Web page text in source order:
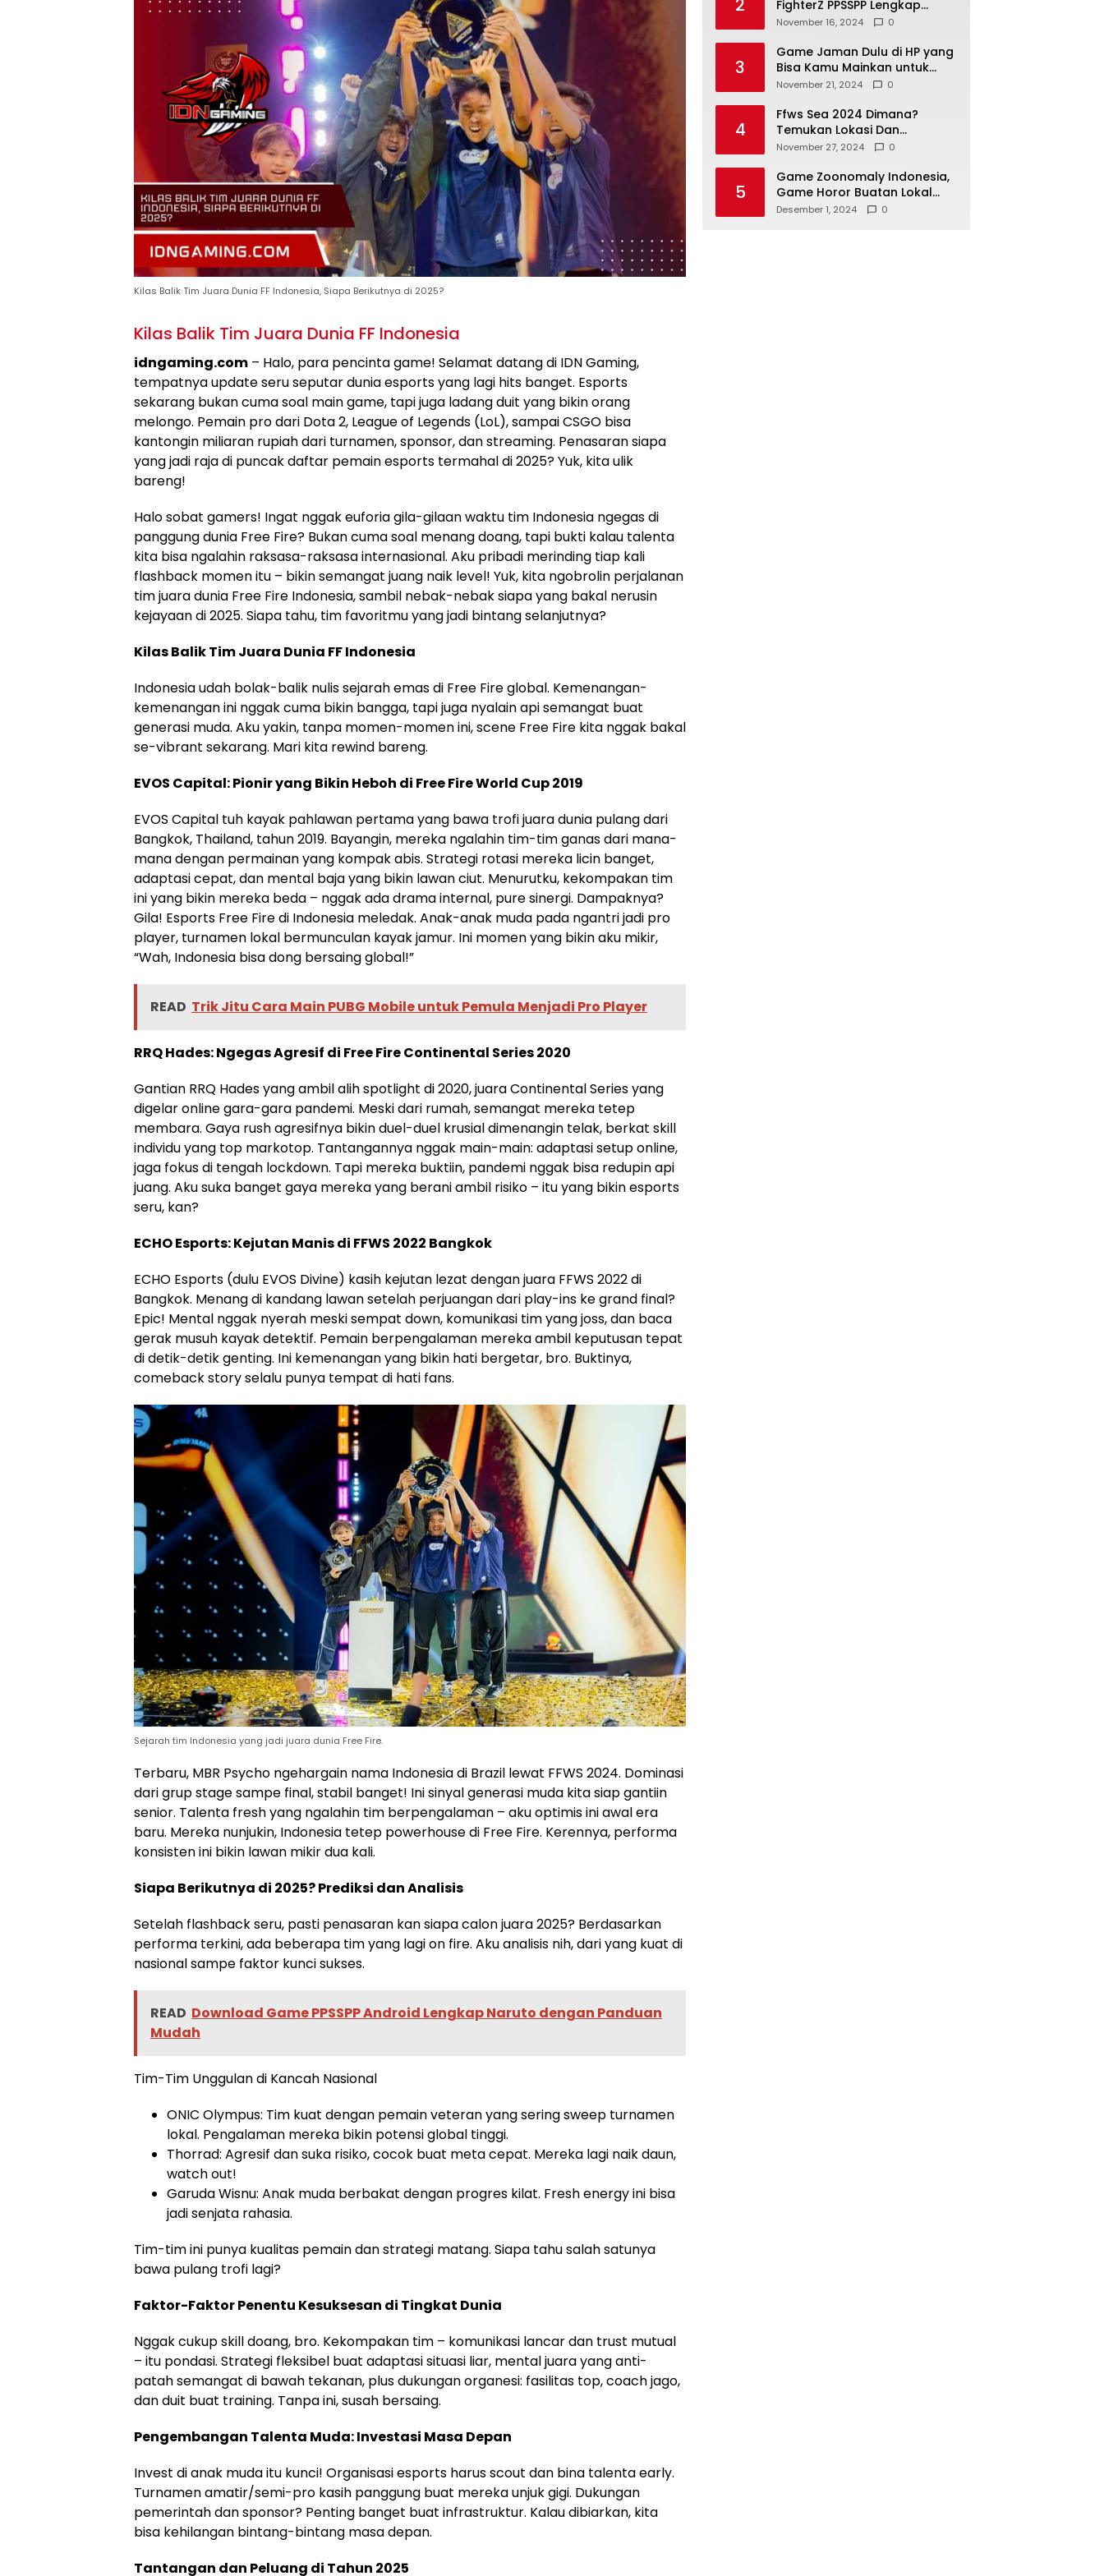
Kilas Balik Tim Juara Dunia FF Indonesia, Siapa Berikutnya di 2025?
Kilas Balik Tim Juara Dunia FF Indonesia
idngaming.com – Halo, para pencinta game! Selamat datang di IDN Gaming,
tempatnya update seru seputar dunia esports yang lagi hits banget. Esports
sekarang bukan cuma soal main game, tapi juga ladang duit yang bikin orang
melongo. Pemain pro dari Dota 2, League of Legends (LoL), sampai CSGO bisa
kantongin miliaran rupiah dari turnamen, sponsor, dan streaming. Penasaran siapa
yang jadi raja di puncak daftar pemain esports termahal di 2025? Yuk, kita ulik
bareng!
Halo sobat gamers! Ingat nggak euforia gila-gilaan waktu tim Indonesia ngegas di
panggung dunia Free Fire? Bukan cuma soal menang doang, tapi bukti kalau talenta
kita bisa ngalahin raksasa-raksasa internasional. Aku pribadi merinding tiap kali
flashback momen itu – bikin semangat juang naik level! Yuk, kita ngobrolin perjalanan
tim juara dunia Free Fire Indonesia, sambil nebak-nebak siapa yang bakal nerusin
kejayaan di 2025. Siapa tahu, tim favoritmu yang jadi bintang selanjutnya?
Kilas Balik Tim Juara Dunia FF Indonesia
Indonesia udah bolak-balik nulis sejarah emas di Free Fire global. Kemenangan-
kemenangan ini nggak cuma bikin bangga, tapi juga nyalain api semangat buat
generasi muda. Aku yakin, tanpa momen-momen ini, scene Free Fire kita nggak bakal
se-vibrant sekarang. Mari kita rewind bareng.
EVOS Capital: Pionir yang Bikin Heboh di Free Fire World Cup 2019
EVOS Capital tuh kayak pahlawan pertama yang bawa trofi juara dunia pulang dari
Bangkok, Thailand, tahun 2019. Bayangin, mereka ngalahin tim-tim ganas dari mana-
mana dengan permainan yang kompak abis. Strategi rotasi mereka licin banget,
adaptasi cepat, dan mental baja yang bikin lawan ciut. Menurutku, kekompakan tim
ini yang bikin mereka beda – nggak ada drama internal, pure sinergi. Dampaknya?
Gila! Esports Free Fire di Indonesia meledak. Anak-anak muda pada ngantri jadi pro
player, turnamen lokal bermunculan kayak jamur. Ini momen yang bikin aku mikir,
“Wah, Indonesia bisa dong bersaing global!”
READ Trik Jitu Cara Main PUBG Mobile untuk Pemula Menjadi Pro Player
RRQ Hades: Ngegas Agresif di Free Fire Continental Series 2020
Gantian RRQ Hades yang ambil alih spotlight di 2020, juara Continental Series yang
digelar online gara-gara pandemi. Meski dari rumah, semangat mereka tetep
membara. Gaya rush agresifnya bikin duel-duel krusial dimenangin telak, berkat skill
individu yang top markotop. Tantangannya nggak main-main: adaptasi setup online,
jaga fokus di tengah lockdown. Tapi mereka buktiin, pandemi nggak bisa redupin api
juang. Aku suka banget gaya mereka yang berani ambil risiko – itu yang bikin esports
seru, kan?
ECHO Esports: Kejutan Manis di FFWS 2022 Bangkok
ECHO Esports (dulu EVOS Divine) kasih kejutan lezat dengan juara FFWS 2022 di
Bangkok. Menang di kandang lawan setelah perjuangan dari play-ins ke grand final?
Epic! Mental nggak nyerah meski sempat down, komunikasi tim yang joss, dan baca
gerak musuh kayak detektif. Pemain berpengalaman mereka ambil keputusan tepat
di detik-detik genting. Ini kemenangan yang bikin hati bergetar, bro. Buktinya,
comeback story selalu punya tempat di hati fans.
Sejarah tim Indonesia yang jadi juara dunia Free Fire.
Terbaru, MBR Psycho ngehargain nama Indonesia di Brazil lewat FFWS 2024. Dominasi
dari grup stage sampe final, stabil banget! Ini sinyal generasi muda kita siap gantiin
senior. Talenta fresh yang ngalahin tim berpengalaman – aku optimis ini awal era
baru. Mereka nunjukin, Indonesia tetep powerhouse di Free Fire. Kerennya, performa
konsisten ini bikin lawan mikir dua kali.
Siapa Berikutnya di 2025? Prediksi dan Analisis
Setelah flashback seru, pasti penasaran kan siapa calon juara 2025? Berdasarkan
performa terkini, ada beberapa tim yang lagi on fire. Aku analisis nih, dari yang kuat di
nasional sampe faktor kunci sukses.
READ Download Game PPSSPP Android Lengkap Naruto dengan Panduan
Mudah
Tim-Tim Unggulan di Kancah Nasional
ONIC Olympus: Tim kuat dengan pemain veteran yang sering sweep turnamen
lokal. Pengalaman mereka bikin potensi global tinggi.
Thorrad: Agresif dan suka risiko, cocok buat meta cepat. Mereka lagi naik daun,
watch out!
Garuda Wisnu: Anak muda berbakat dengan progres kilat. Fresh energy ini bisa
jadi senjata rahasia.
Tim-tim ini punya kualitas pemain dan strategi matang. Siapa tahu salah satunya
bawa pulang trofi lagi?
Faktor-Faktor Penentu Kesuksesan di Tingkat Dunia
Nggak cukup skill doang, bro. Kekompakan tim – komunikasi lancar dan trust mutual
– itu pondasi. Strategi fleksibel buat adaptasi situasi liar, mental juara yang anti-
patah semangat di bawah tekanan, plus dukungan organesi: fasilitas top, coach jago,
dan duit buat training. Tanpa ini, susah bersaing.
Pengembangan Talenta Muda: Investasi Masa Depan
Invest di anak muda itu kunci! Organisasi esports harus scout dan bina talenta early.
Turnamen amatir/semi-pro kasih panggung buat mereka unjuk gigi. Dukungan
pemerintah dan sponsor? Penting banget buat infrastruktur. Kalau dibiarkan, kita
bisa kehilangan bintang-bintang masa depan.
Tantangan dan Peluang di Tahun 2025
2
FighterZ PPSSPP Lengkap
dengan Panduan Instalasi
November 16, 2024 0
3
Game Jaman Dulu di HP yang
Bisa Kamu Mainkan untuk
Bernostalgia
November 21, 2024 0
4
Ffws Sea 2024 Dimana?
Temukan Lokasi Dan
Jadwalnya Di Sini!
November 27, 2024 0
5
Game Zoonomaly Indonesia,
Game Horor Buatan Lokal
yang Menakutkan
Desember 1, 2024 0